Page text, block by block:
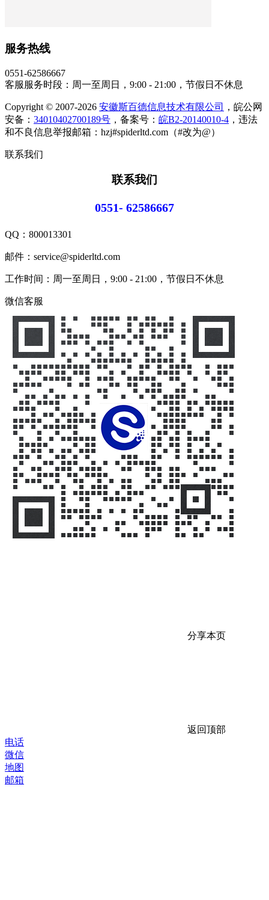
服务热线
0551-62586667
客服服务时段：周一至周日，9:00 - 21:00，节假日不休息
Copyright © 2007-2026 安徽斯百德信息技术有限公司
，皖公网
安备： 34010402700189号 ，备案号： 皖B2-20140010-4 ，违法
和不良信息举报邮箱：hzj#spiderltd.com（#改为@）
联系我们
联系我们
0551- 62586667
QQ： 800013301
邮件：service@spiderltd.com
工作时间：周一至周日，9:00 - 21:00，节假日不休息
微信客服
分享本页
返回顶部
电话
微信
地图
邮箱